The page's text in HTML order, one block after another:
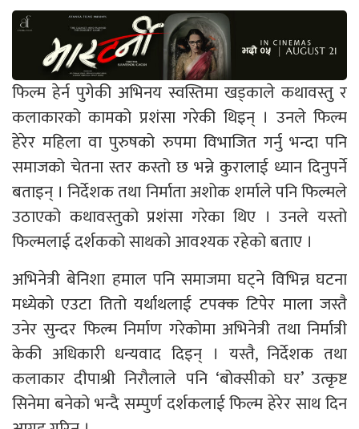
फिल्म हेर्न पुगेकी अभिनय स्वस्तिमा खड्काले कथावस्तु र
कलाकारको कामको प्रशंसा गरेकी थिइन् । उनले फिल्म
हेरेर महिला वा पुरुषको रुपमा विभाजित गर्नु भन्दा पनि
समाजको चेतना स्तर कस्तो छ भन्ने कुरालाई ध्यान दिनुपर्ने
बताइन् । निर्देशक तथा निर्माता अशोक शर्माले पनि फिल्मले
उठाएको कथावस्तुको प्रशंसा गरेका थिए । उनले यस्तो
फिल्मलाई दर्शकको साथको आवश्यक रहेको बताए ।
अभिनेत्री बेनिशा हमाल पनि समाजमा घट्ने विभिन्न घटना
मध्येको एउटा तितो यर्थाथलाई टपक्क टिपेर माला जस्तै
उनेर सुन्दर फिल्म निर्माण गरेकोमा अभिनेत्री तथा निर्मात्री
केकी अधिकारी धन्यवाद दिइन् । यस्तै, निर्देशक तथा
कलाकार दीपाश्री निरौलाले पनि ‘बोक्सीको घर’ उत्कृष्ट
सिनेमा बनेको भन्दै सम्पुर्ण दर्शकलाई फिल्म हेरेर साथ दिन